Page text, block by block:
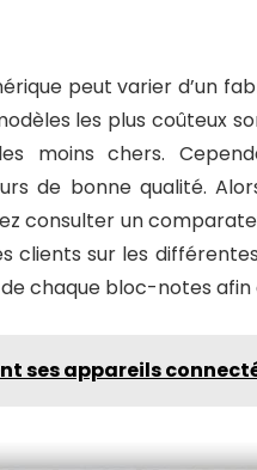
peut varier d’un
les plus coûteux
moins chers.
de bonne qualité.
consulter un
clients sur les
chaque bloc-notes afin
ses appareils